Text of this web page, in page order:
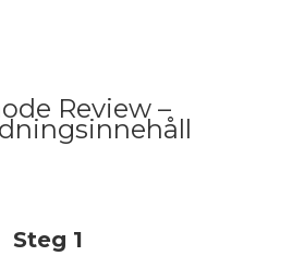
Review –
Steg 1